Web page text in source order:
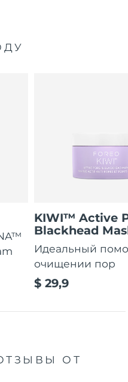
KIWI™ Active
Blackhead
Идеальный
очищении пор
$ 29,9
ОТ